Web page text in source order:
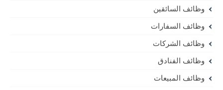
وظائف السائقين
وظائف السفارات
وظائف الشركات
وظائف الفنادق
وظائف المبيعات